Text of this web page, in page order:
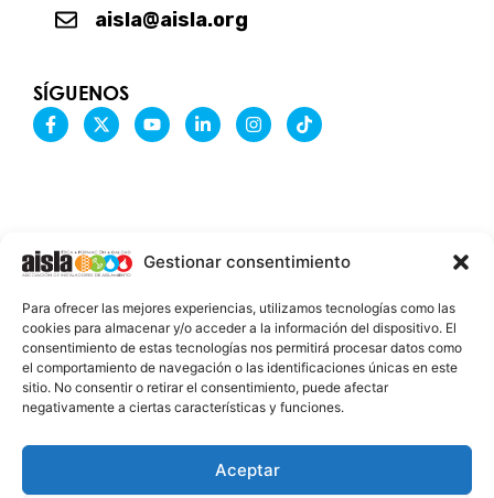
Gestionar consentimiento
Para ofrecer las mejores experiencias, utilizamos tecnologías como las
cookies para almacenar y/o acceder a la información del dispositivo. El
consentimiento de estas tecnologías nos permitirá procesar datos como
el comportamiento de navegación o las identificaciones únicas en este
sitio. No consentir o retirar el consentimiento, puede afectar
negativamente a ciertas características y funciones.
Aceptar
aisla@aisla.org
SÍGUENOS
F
a
-
f
X
-
r
Y
o
L
i
-
i
I
n
m
T
i
AVISO LEGAL
PROTECCIÓN DE DATOS
POLÍTICA DE COOKIES